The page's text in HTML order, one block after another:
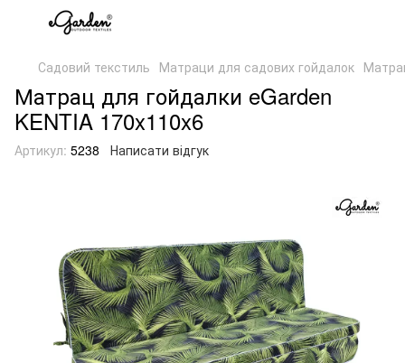
Садовий текстиль Матраци для садових гойдалок
Матрац для гойдалки eGarden
KENTIA 170x110x6
Артикул: 5238 Написати відгук